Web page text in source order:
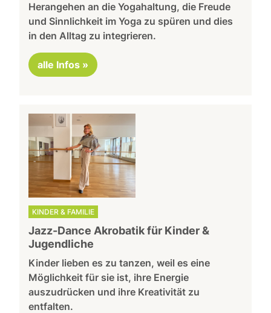
Herangehen an die Yogahaltung, die Freude
und Sinnlichkeit im Yoga zu spüren und dies
in den Alltag zu integrieren.
alle Infos »
KINDER & FAMILIE
Jazz-Dance Akrobatik für Kinder &
Jugendliche
Kinder lieben es zu tanzen, weil es eine
Möglichkeit für sie ist, ihre Energie
auszudrücken und ihre Kreativität zu
entfalten.